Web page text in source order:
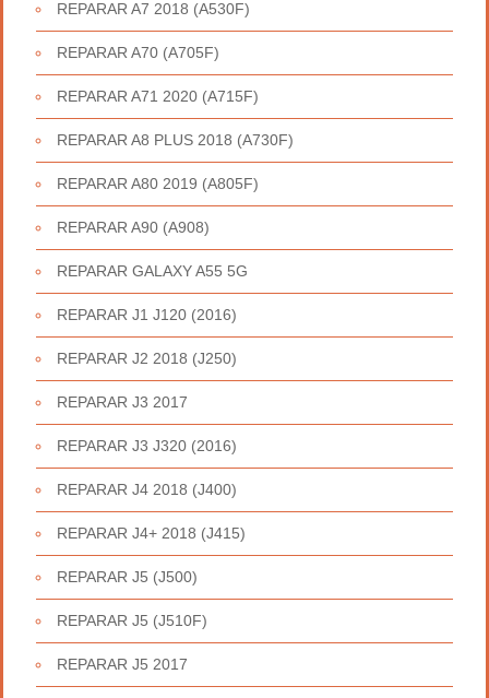
REPARAR A7 2018 (A530F)
REPARAR A70 (A705F)
REPARAR A71 2020 (A715F)
REPARAR A8 PLUS 2018 (A730F)
REPARAR A80 2019 (A805F)
REPARAR A90 (A908)
REPARAR GALAXY A55 5G
REPARAR J1 J120 (2016)
REPARAR J2 2018 (J250)
REPARAR J3 2017
REPARAR J3 J320 (2016)
REPARAR J4 2018 (J400)
REPARAR J4+ 2018 (J415)
REPARAR J5 (J500)
REPARAR J5 (J510F)
REPARAR J5 2017